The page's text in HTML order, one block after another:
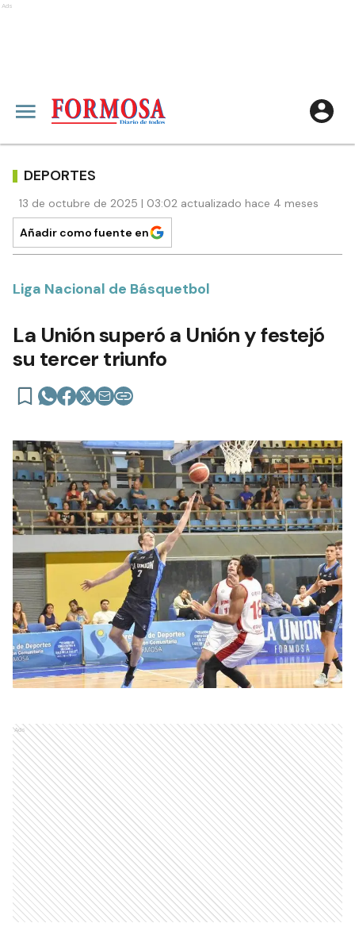
Ads
DEPORTES
13 de octubre de 2025 | 03:02 actualizado hace 4 meses
Añadir como fuente en
Liga Nacional de Básquetbol
La Unión superó a Unión y festejó
su tercer triunfo
Ads